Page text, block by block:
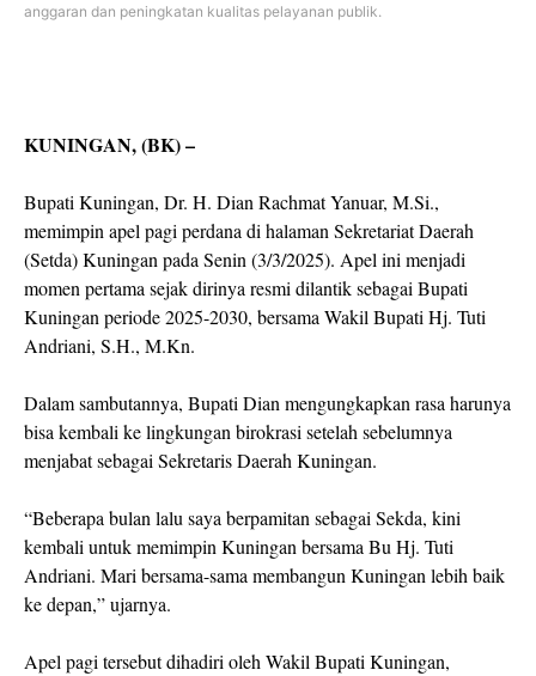
anggaran dan peningkatan kualitas pelayanan publik.
KUNINGAN, (BK) –
Bupati Kuningan, Dr. H. Dian Rachmat Yanuar, M.Si.,
memimpin apel pagi perdana di halaman Sekretariat Daerah
(Setda) Kuningan pada Senin (3/3/2025). Apel ini menjadi
momen pertama sejak dirinya resmi dilantik sebagai Bupati
Kuningan periode 2025-2030, bersama Wakil Bupati Hj. Tuti
Andriani, S.H., M.Kn.
Dalam sambutannya, Bupati Dian mengungkapkan rasa harunya
bisa kembali ke lingkungan birokrasi setelah sebelumnya
menjabat sebagai Sekretaris Daerah Kuningan.
“Beberapa bulan lalu saya berpamitan sebagai Sekda, kini
kembali untuk memimpin Kuningan bersama Bu Hj. Tuti
Andriani. Mari bersama-sama membangun Kuningan lebih baik
ke depan,” ujarnya.
Apel pagi tersebut dihadiri oleh Wakil Bupati Kuningan,